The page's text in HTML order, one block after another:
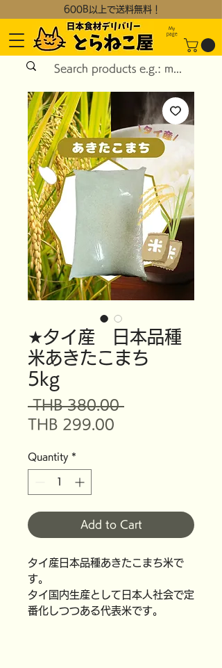
600B以上で送料無料！
My
page
★タイ産 日本品種
米あきたこまち
5kg
THB 380.00 Regular
THB 299.00
Quantity *
Add to Cart
タイ産日本品種あきたこまち米で
す。
タイ国内生産として日本人社会で定
番化しつつある代表米です。